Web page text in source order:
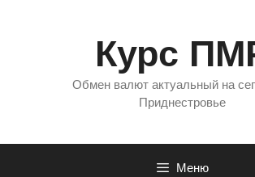
Курс
Обмен валют актуальный на
Приднестровье
Меню